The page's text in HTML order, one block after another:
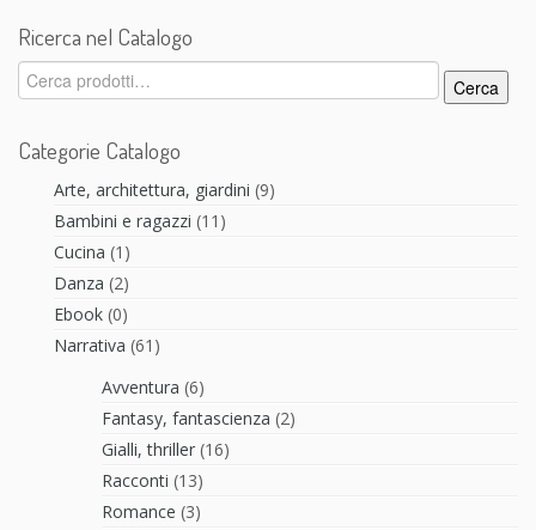
Ricerca nel Catalogo
Cerca:
Cerca
Categorie Catalogo
Arte, architettura, giardini (9)
Bambini e ragazzi (11)
Cucina (1)
Danza (2)
Ebook (0)
Narrativa (61)
Avventura (6)
Fantasy, fantascienza (2)
Gialli, thriller (16)
Racconti (13)
Romance (3)